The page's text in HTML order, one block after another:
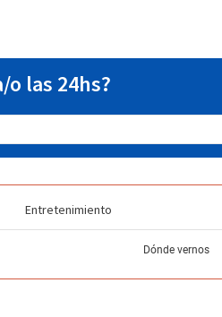
las 24hs?
Entretenimiento
Dónde vernos